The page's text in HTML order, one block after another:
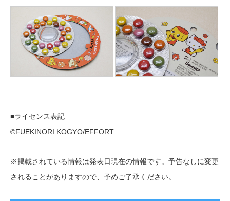
■ライセンス表記
©️FUEKINORI KOGYO/EFFORT
※掲載されている情報は発表日現在の情報です。予告なしに変更
されることがありますので、予めご了承ください。